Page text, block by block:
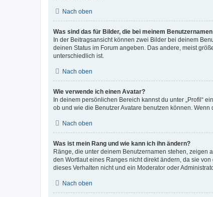
Nach oben
Was sind das für Bilder, die bei meinem
In der Beitragsansicht können zwei Bilder bei deinem
deinen Status im Forum angeben. Das andere, meist
unterschiedlich ist.
Nach oben
Wie verwende ich einen Avatar?
In deinem persönlichen Bereich kannst du unter „Profil“
ob und wie die Benutzer Avatare benutzen können.
Nach oben
Was ist mein Rang und wie kann ich ihn ändern?
Ränge, die unter deinem Benutzernamen stehen, zeigen
den Wortlaut eines Ranges nicht direkt ändern, da sie
dieses Verhalten nicht und ein Moderator oder
Nach oben